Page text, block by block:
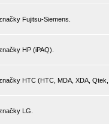
Fujitsu-Siemens.
HP (iPAQ).
HTC (HTC, MDA, XDA,
LG.